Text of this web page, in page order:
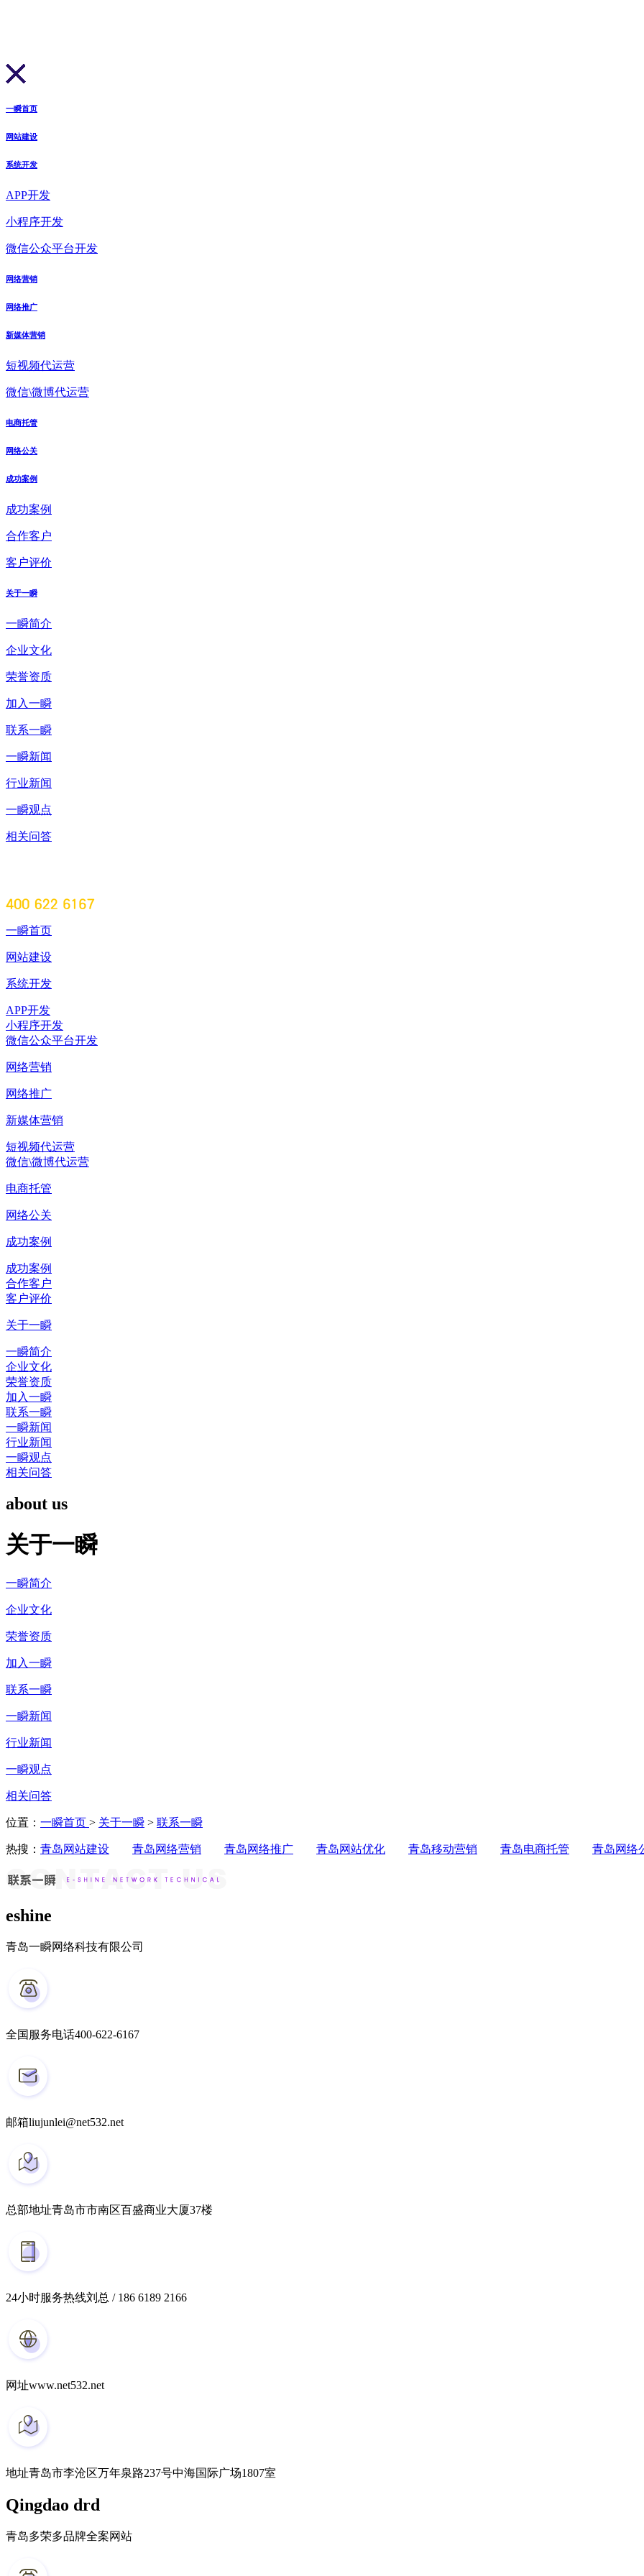
一瞬首页
网站建设
系统开发
APP开发
小程序开发
微信公众平台开发
网络营销
网络推广
新媒体营销
短视频代运营
微信\微博代运营
电商托管
网络公关
成功案例
成功案例
合作客户
客户评价
关于一瞬
一瞬简介
企业文化
荣誉资质
加入一瞬
联系一瞬
一瞬新闻
行业新闻
一瞬观点
相关问答
一瞬首页
网站建设
系统开发
APP开发
小程序开发
微信公众平台开发
网络营销
网络推广
新媒体营销
短视频代运营
微信\微博代运营
电商托管
网络公关
成功案例
成功案例
合作客户
客户评价
关于一瞬
一瞬简介
企业文化
荣誉资质
加入一瞬
联系一瞬
一瞬新闻
行业新闻
一瞬观点
相关问答
about us
关于一瞬
一瞬简介
企业文化
荣誉资质
加入一瞬
联系一瞬
一瞬新闻
行业新闻
一瞬观点
相关问答
位置： 一瞬首页 > 关于一瞬 > 联系一瞬
热搜： 青岛网站建设 青岛网络营销 青岛网络推广 青岛网站优化 青岛移动营销 青岛电商托管 青岛网络
eshine
青岛一瞬网络科技有限公司
全国服务电话400-622-6167
邮箱liujunlei@net532.net
总部地址青岛市市南区百盛商业大厦37楼
24小时服务热线刘总 / 186 6189 2166
网址www.net532.net
地址青岛市李沧区万年泉路237号中海国际广场1807室
Qingdao drd
青岛多荣多品牌全案网站